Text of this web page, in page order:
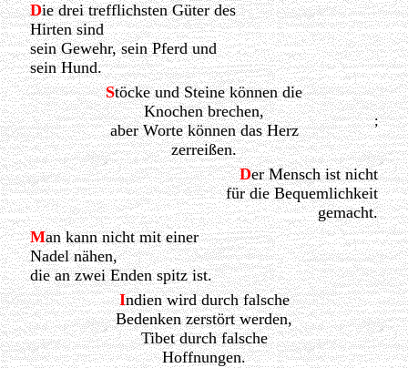
Die drei trefflichsten Güter des
Hirten sind
sein Gewehr, sein Pferd und
sein Hund.
Stöcke und Steine können die
Knochen brechen,
aber Worte können das Herz
zerreißen.
;
Der Mensch ist nicht
für die Bequemlichkeit
gemacht.
Man kann nicht mit einer
Nadel nähen,
die an zwei Enden spitz ist.
Indien wird durch falsche
Bedenken zerstört werden,
Tibet durch falsche
Hoffnungen.